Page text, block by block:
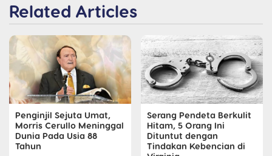
Related Articles
Penginjil Sejuta Umat,
Morris Cerullo Meninggal
Dunia Pada Usia 88
Tahun
Serang Pendeta Berkulit
Hitam, 5 Orang Ini
Dituntut dengan
Tindakan Kebencian di